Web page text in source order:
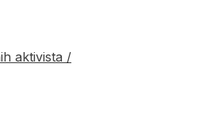
aktivista /